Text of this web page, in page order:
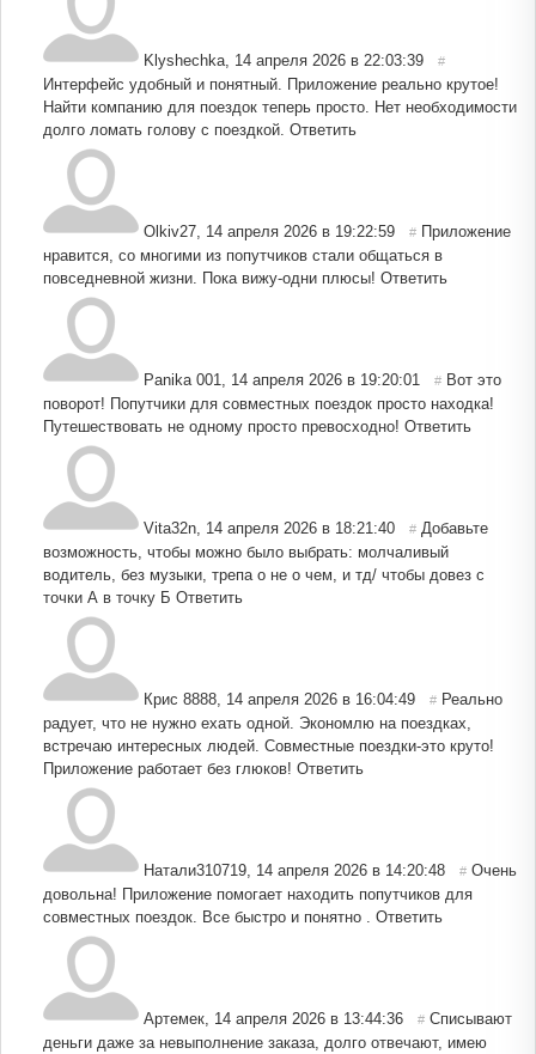
Klyshechka 14 апреля 2026 в 22:03:39 #
Интерфейс удобный и понятный. Приложение реально крутое!
Найти компанию для поездок теперь просто. Нет необходимости
долго ломать голову с поездкой. Ответить
Olkiv27 14 апреля 2026 в 19:22:59 # Приложение
нравится, со многими из попутчиков стали общаться в
повседневной жизни. Пока вижу-одни плюсы! Ответить
Panika 001 14 апреля 2026 в 19:20:01 # Вот это
поворот! Попутчики для совместных поездок просто находка!
Путешествовать не одному просто превосходно! Ответить
Vita32n 14 апреля 2026 в 18:21:40 # Добавьте
возможность, чтобы можно было выбрать: молчаливый
водитель, без музыки, трепа о не о чем, и тд/ чтобы довез с
точки А в точку Б Ответить
Крис 8888 14 апреля 2026 в 16:04:49 # Реально
радует, что не нужно ехать одной. Экономлю на поездках,
встречаю интересных людей. Совместные поездки-это круто!
Приложение работает без глюков! Ответить
Натали310719 14 апреля 2026 в 14:20:48 # Очень
довольна! Приложение помогает находить попутчиков для
совместных поездок. Все быстро и понятно .
Ответить
Артемек 14 апреля 2026 в 13:44:36 # Списывают
деньги даже за невыполнение заказа, долго отвечают, имею